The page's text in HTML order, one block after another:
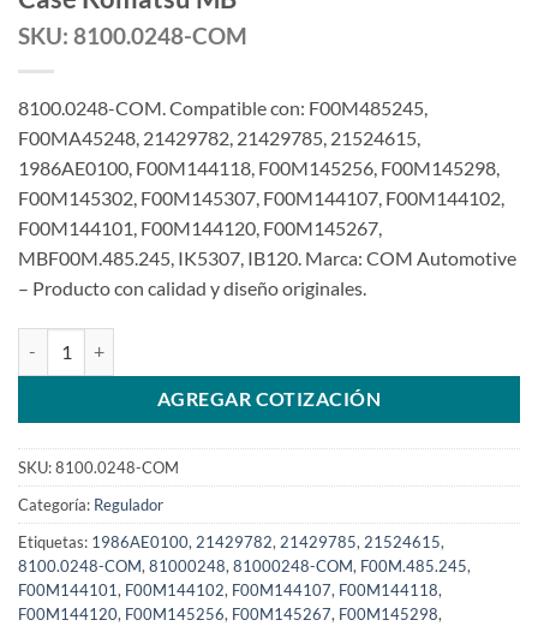
SKU: 8100.0248-COM
8100.0248-COM. Compatible con: F00M485245,
F00MA45248, 21429782, 21429785, 21524615,
1986AE0100, F00M144118, F00M145256, F00M145298,
F00M145302, F00M145307, F00M144107, F00M144102,
F00M144101, F00M144120, F00M145267,
MBF00M.485.245, IK5307, IB120. Marca: COM Automotive
– Producto con calidad y diseño originales.
AGREGAR COTIZACIÓN
SKU:8100.0248-COM
Categoría: Regulador
Etiquetas: 1986AE0100, 21429782, 21429785, 21524615,
8100.0248-COM, 81000248, 81000248-COM, F00M.485.245,
F00M144101, F00M144102, F00M144107, F00M144118,
F00M144120, F00M145256, F00M145267, F00M145298,